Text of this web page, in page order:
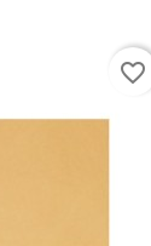
favorite_border